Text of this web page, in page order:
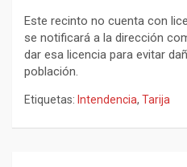
Este recinto no cuenta con
se notificará a la dirección
dar esa licencia para evitar
población.
Etiquetas: Intendencia, Tarija